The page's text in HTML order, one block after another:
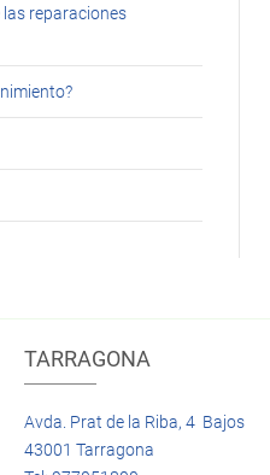
reparaciones
TARRAGONA
Avda. Prat de la Riba, 4 Bajos
43001 Tarragona